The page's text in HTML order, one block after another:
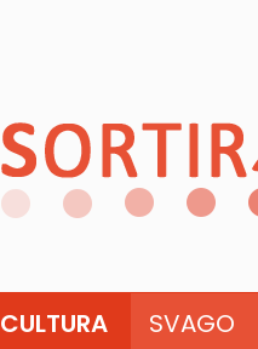
CULTURA SVAGO